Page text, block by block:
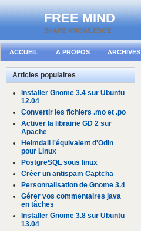
FREE MIND
SHARE KNOWLEDGE
ACCUEIL A PROPOS ARCHIVES
1 MAI 2013
Articles populaires
Installer Gnome 3.4 sur Ubuntu
12.04
Convertir les fichiers .mo et .po
Activer la librairie GD 2 sur
Apache
Heimdall l'équivalent d'Odin
pour Linux
PostgreSQL sous linux
Créer un antispam Captcha
Personnalisation de Gnome 3.4
Gérer vos commentaires java
en tâches
Installer Gnome 3.8 sur Ubuntu
13.04